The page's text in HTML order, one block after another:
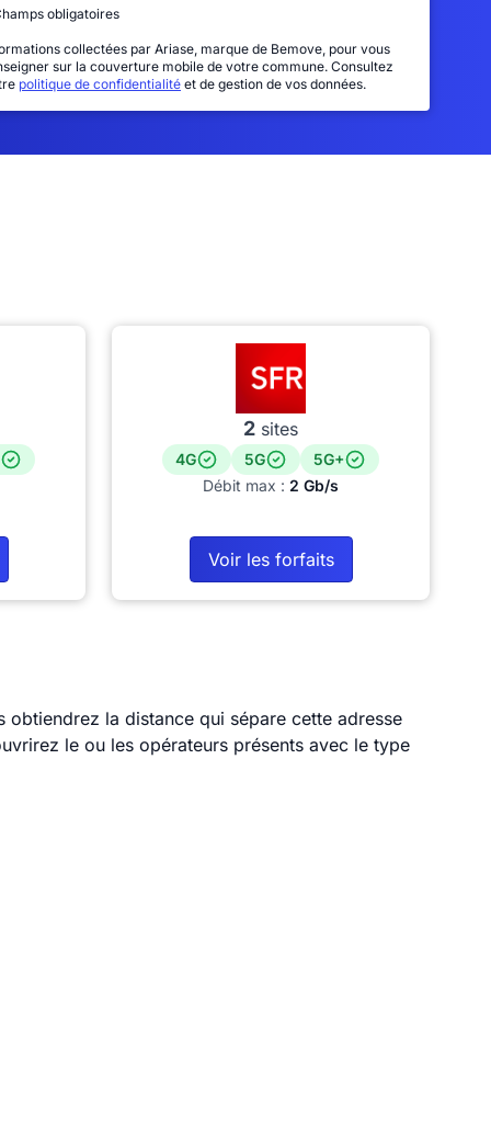
obligatoires
collectées par Ariase, marque de Bemove, pour vous
sur la couverture mobile de votre commune. Consultez
politique de confidentialité et de gestion de vos données.
2 sites
4G 5G
5G+
Débit max : 2 Gb/s
Voir les forfaits
obtiendrez la distance qui sépare cette adresse
le ou les opérateurs présents avec le type